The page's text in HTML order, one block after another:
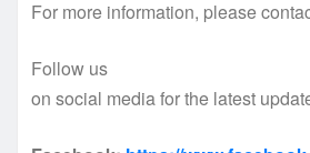
For more information, please
Follow us
on social media for the latest